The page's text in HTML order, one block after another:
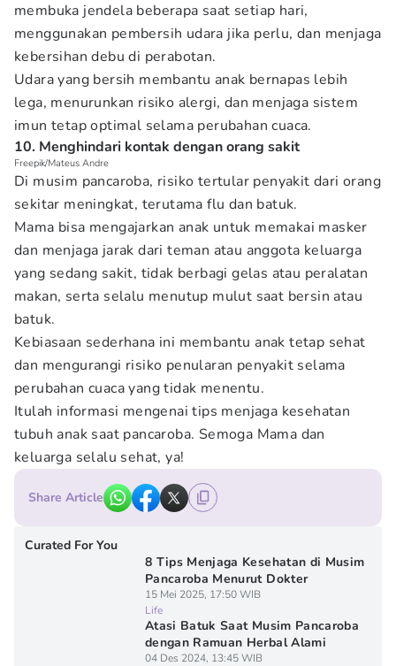
membuka jendela beberapa saat setiap hari,
menggunakan pembersih udara jika perlu, dan menjaga
kebersihan debu di perabotan.
Udara yang bersih membantu anak bernapas lebih
lega, menurunkan risiko alergi, dan menjaga sistem
imun tetap optimal selama perubahan cuaca.
10. Menghindari kontak dengan orang sakit
Freepik/Mateus Andre
Di musim pancaroba, risiko tertular penyakit dari orang
sekitar meningkat, terutama flu dan batuk.
Mama bisa mengajarkan anak untuk memakai masker
dan menjaga jarak dari teman atau anggota keluarga
yang sedang sakit, tidak berbagi gelas atau peralatan
makan, serta selalu menutup mulut saat bersin atau
batuk.
Kebiasaan sederhana ini membantu anak tetap sehat
dan mengurangi risiko penularan penyakit selama
perubahan cuaca yang tidak menentu.
Itulah informasi mengenai tips menjaga kesehatan
tubuh anak saat pancaroba. Semoga Mama dan
keluarga selalu sehat, ya!
Share Article
Curated For You
8 Tips Menjaga Kesehatan di Musim
Pancaroba Menurut Dokter
15 Mei 2025, 17:50 WIB
Life
Atasi Batuk Saat Musim Pancaroba
dengan Ramuan Herbal Alami
04 Des 2024, 13:45 WIB